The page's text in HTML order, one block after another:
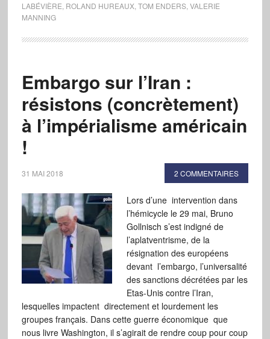
LABÉVIÈRE ROLAND HUREAUX, TOM ENDERS, VALERIE
MANNING
Embargo sur l’Iran :
résistons (concrètement)
à l’impérialisme américain
!
31 MAI 2018 2 COMMENTAIRES
Lors d’une intervention dans
l’hémicycle le 29 mai, Bruno
Gollnisch s’est indigné de
l’aplatventrisme, de la
résignation des européens
devant l’embargo, l’universalité
des sanctions décrétées par les
Etas-Unis contre l’Iran,
lesquelles impactent directement et lourdement les
groupes français. Dans cette guerre économique que
nous livre Washington, il s’agirait de rendre coup pour coup